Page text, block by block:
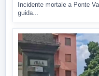
Incidente mortale a Ponte
guida...